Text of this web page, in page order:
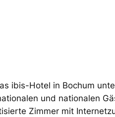
ibis-Hotel in Bochum
und nationalen
Zimmer mit